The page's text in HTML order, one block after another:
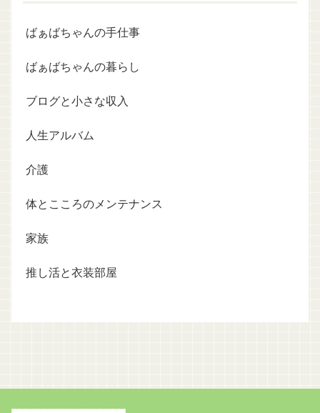
ばぁばちゃんの手仕事
ばぁばちゃんの暮らし
ブログと小さな収入
人生アルバム
介護
体とこころのメンテナンス
家族
推し活と衣装部屋